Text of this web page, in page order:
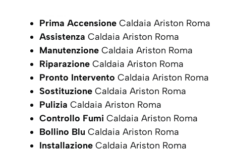
Prima Accensione Caldaia Ariston Roma
Assistenza Caldaia Ariston Roma
Manutenzione Caldaia Ariston Roma
Riparazione Caldaia Ariston Roma
Pronto Intervento Caldaia Ariston Roma
Sostituzione Caldaia Ariston Roma
Pulizia Caldaia Ariston Roma
Controllo Fumi Caldaia Ariston Roma
Bollino Blu Caldaia Ariston Roma
Installazione Caldaia Ariston Roma